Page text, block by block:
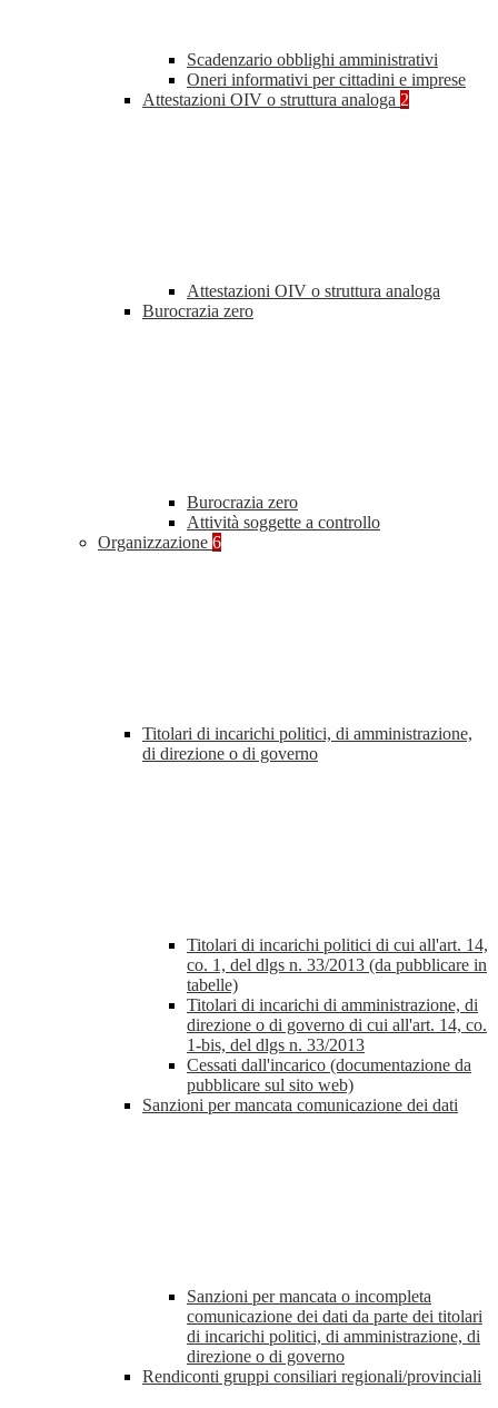
Scadenzario obblighi amministrativi
Oneri informativi per cittadini e imprese
Attestazioni OIV o struttura analoga 2
Attestazioni OIV o struttura analoga
Burocrazia zero
Burocrazia zero
Attività soggette a controllo
Organizzazione 6
Titolari di incarichi politici, di amministrazione,
di direzione o di governo
Titolari di incarichi politici di cui all'art. 14,
co. 1, del dlgs n. 33/2013 (da pubblicare in
tabelle)
Titolari di incarichi di amministrazione, di
direzione o di governo di cui all'art. 14, co.
1-bis, del dlgs n. 33/2013
Cessati dall'incarico (documentazione da
pubblicare sul sito web)
Sanzioni per mancata comunicazione dei dati
Sanzioni per mancata o incompleta
comunicazione dei dati da parte dei titolari
di incarichi politici, di amministrazione, di
direzione o di governo
Rendiconti gruppi consiliari regionali/provinciali